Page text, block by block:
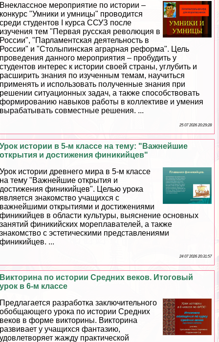
Внеклассное мероприятие по истории –
конкурс "Умники и умницы" проводится
среди студентов I курса ССУЗ после
изучения тем "Первая русская революция в
России", "Парламентская деятельность в
России" и "Столыпинская аграрная реформа". Цель
проведения данного мероприятия – пробудить у
студентов интерес к истории своей страны, углубить и
расширить знания по изученным темам, научиться
применять и использовать полученные знания при
решении ситуационных задач, а также способствовать
формированию навыков работы в коллективе и умения
выpaбатывать совместные решения. ...
25 07 2026 20:29:28
Урок истории в 5-м классе на тему: "Важнейшие
открытия и достижения финикийцев"
Урок истории древнего мира в 5-м классе
на тему "Важнейшие открытия и
достижения финикийцев". Целью урока
является знакомство учащихся с
важнейшими открытиями и достижениями
финикийцев в области культуры, выяснение основных
занятий финикийских мореплавателей, а также
знакомство с эстетическими представлениями
финикийцев. ...
24 07 2026 20:31:57
Викторина по истории Средних веков. Итоговый
урок в 6-м классе
Предлагается разработка заключительного
обобщающего урока по истории Средних
веков в форме викторины. Викторина
развивает у учащихся фантазию,
удовлетворяет жажду пpaктической